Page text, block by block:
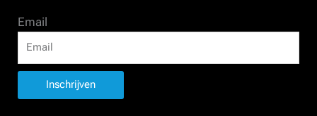
Email
Inschrijven